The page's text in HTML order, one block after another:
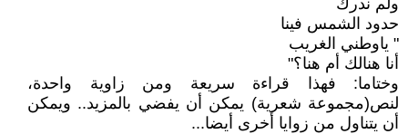
ولم ندرك
حدود الشمس فينا
" ياوطني الغريب
أنا هنالك أم هنا؟"
وختاما: فهذا قراءة سريعة ومن زاوية واحدة،
لنص(مجموعة شعرية) يمكن أن يفضي بالمزيد.. ويمكن
أن يتناول من زوايا أخرى أيضا...